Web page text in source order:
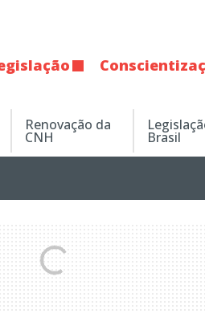
Renovação da
CNH Brasil